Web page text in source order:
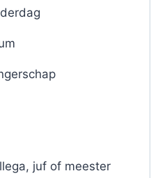
juf of meester